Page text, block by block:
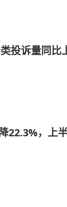
投诉量同比
22.3%，上